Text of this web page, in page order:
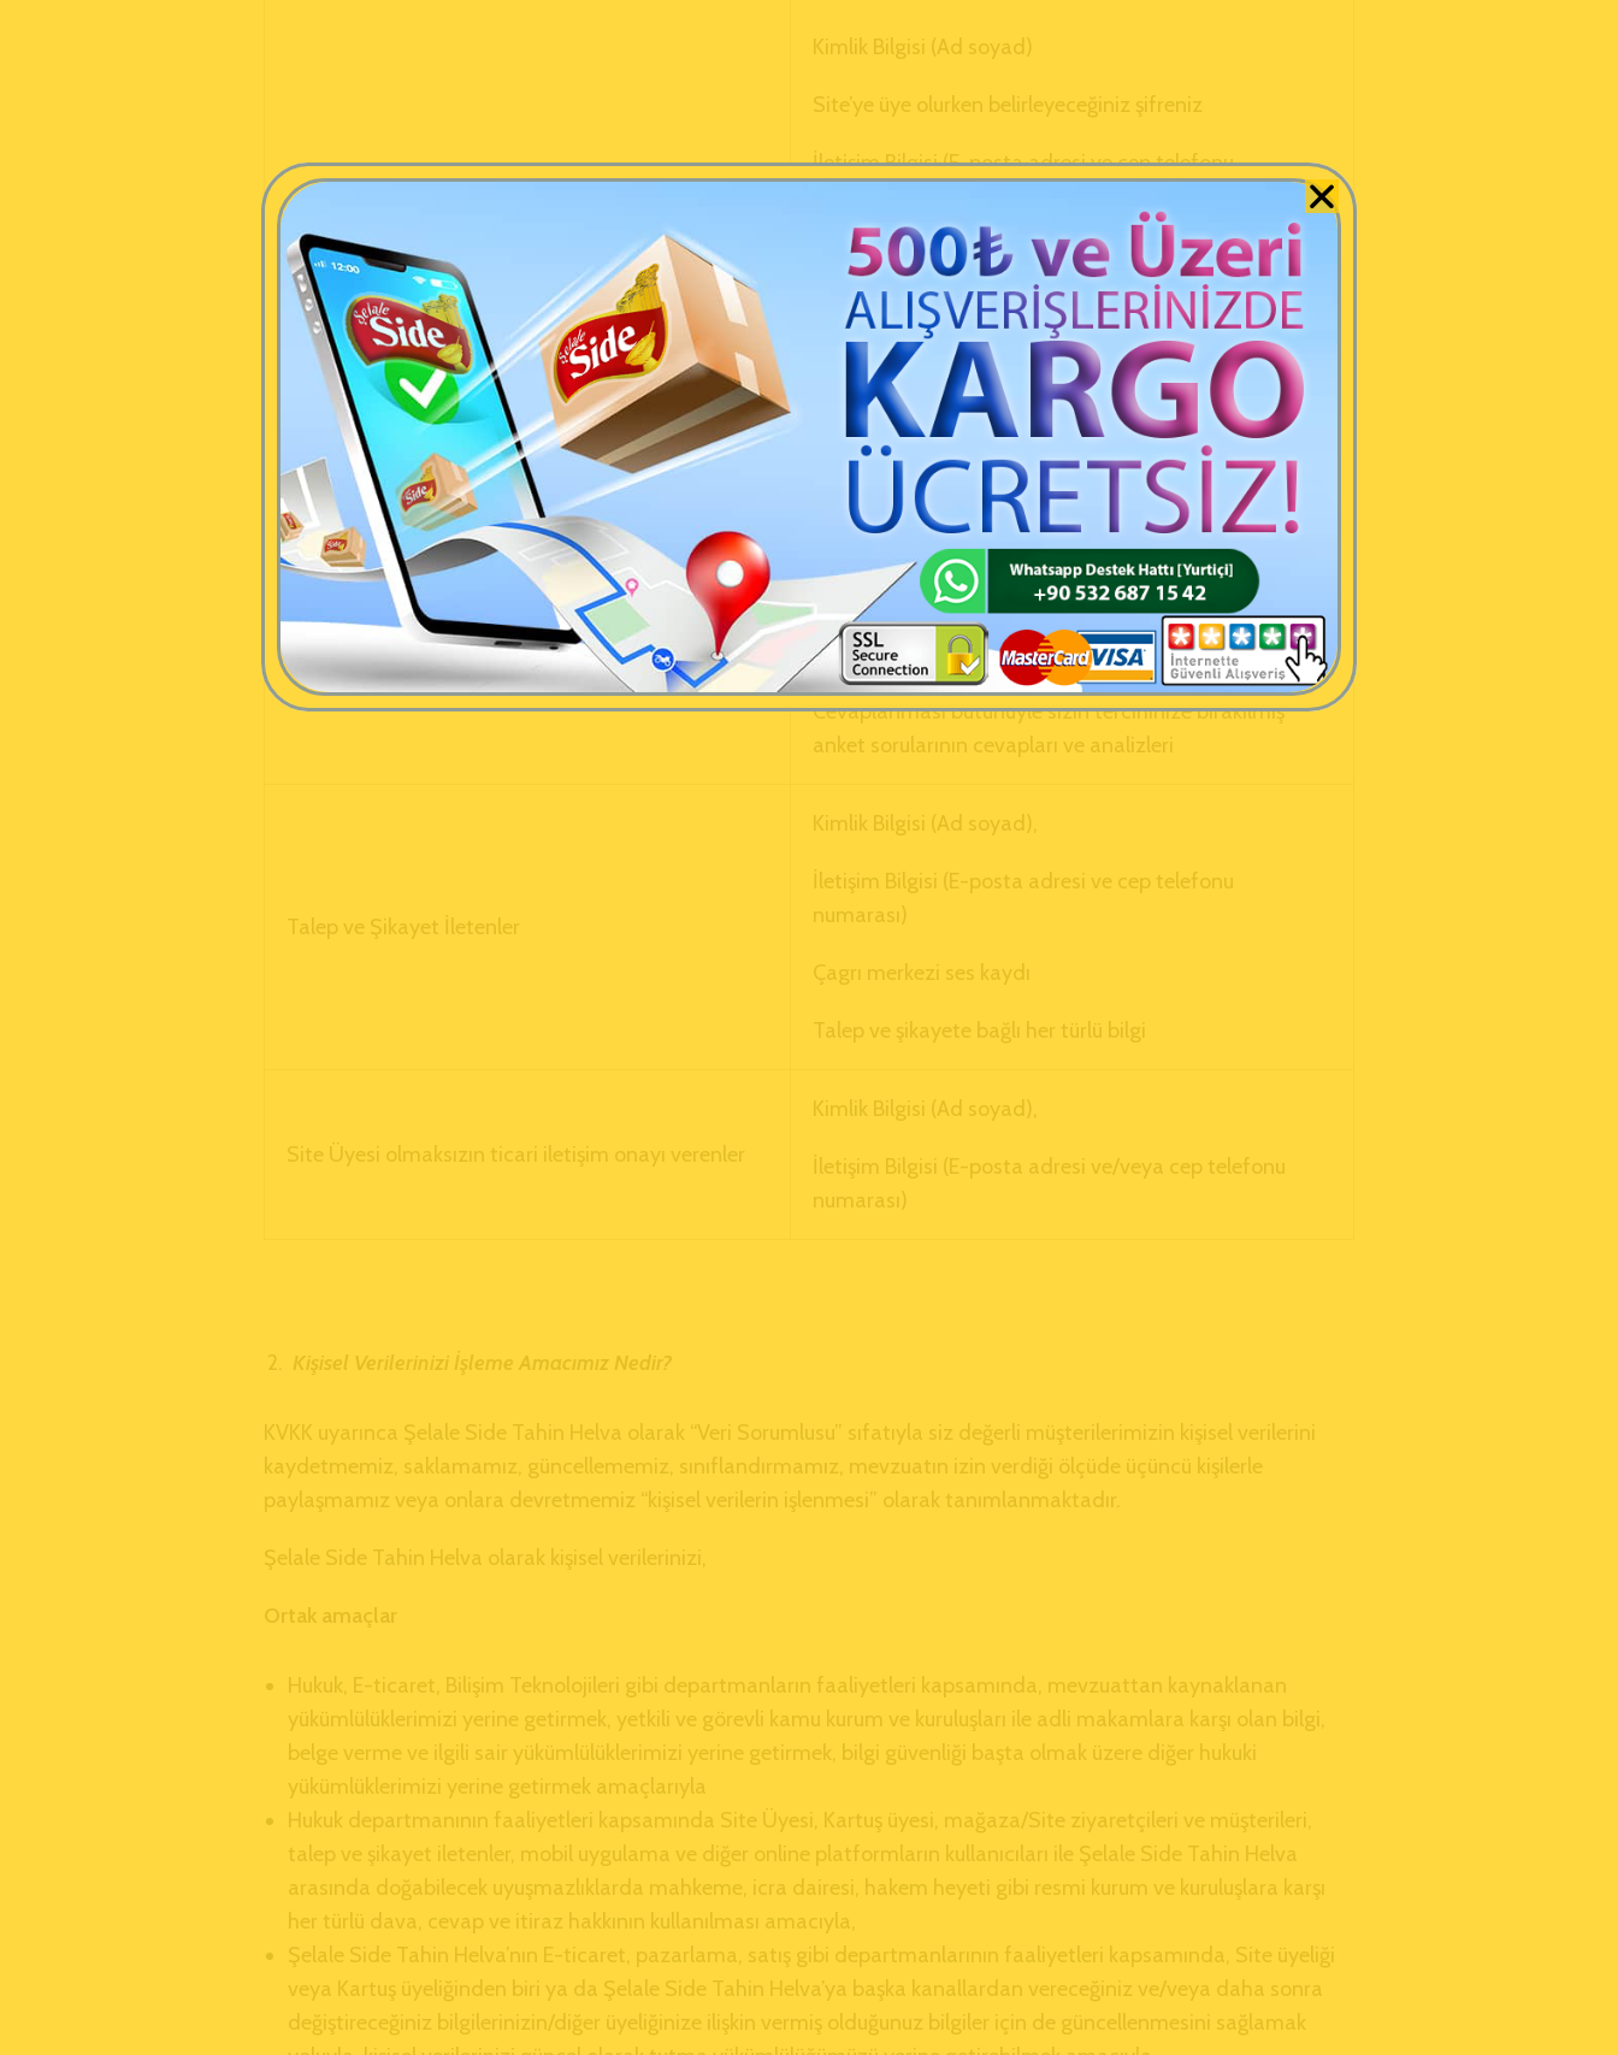
Site Üyesi
Kimlik Bilgisi (Ad soyad)
Site’ye üye olurken belirleyeceğiniz şifreniz
İletişim Bilgisi (E-posta adresi ve cep telefonu
Adres bilginiz (gelecek siparişlerde de kullanmak
amacıyla adres bilginizi kaydetmeniz halinde)
Doğum tarihi ve cinsiyet bilgisi (opsiyonel olarak
paylaşmayı tercih etmeniz halinde)
Siteyi kullanımınıza ilişkin log kayıtlarınız
Lokasyon veriniz (İnternet sitesinden konum verinizi
paylaşmayı tercih etmeniz halinde),
Sipariş bilgileriniz (Verdiğiniz siparişler, tarihleri, zamanı
ve miktarı, sipariş içeriği ürün bilgileri, ödeme şekli gibi
sipariş bilgileriniz)
Cevaplanması bütünüyle sizin tercihinize bırakılmış
anket sorularının cevapları ve analizleri
Talep ve Şikayet İletenler
Kimlik Bilgisi (Ad soyad),
İletişim Bilgisi (E-posta adresi ve cep telefonu
numarası)
Çagrı merkezi ses kaydı
Talep ve şikayete bağlı her türlü bilgi
Site Üyesi olmaksızın ticari iletişim onayı verenler
Kimlik Bilgisi (Ad soyad),
İletişim Bilgisi (E-posta adresi ve/veya cep telefonu
numarası)
Kişisel Verilerinizi İşleme Amacımız Nedir?
KVKK uyarınca Şelale Side Tahin Helva olarak “Veri Sorumlusu” sıfatıyla siz değerli müşterilerimizin kişisel verilerini
kaydetmemiz, saklamamız, güncellememiz, sınıflandırmamız, mevzuatın izin verdiği ölçüde üçüncü kişilerle
paylaşmamız veya onlara devretmemiz “kişisel verilerin işlenmesi” olarak tanımlanmaktadır.
Şelale Side Tahin Helva olarak kişisel verilerinizi,
Ortak amaçlar
Hukuk, E-ticaret, Bilişim Teknolojileri gibi departmanların faaliyetleri kapsamında, mevzuattan kaynaklanan
yükümlülüklerimizi yerine getirmek, yetkili ve görevli kamu kurum ve kuruluşları ile adli makamlara karşı olan bilgi,
belge verme ve ilgili sair yükümlülüklerimizi yerine getirmek, bilgi güvenliği başta olmak üzere diğer hukuki
yükümlüklerimizi yerine getirmek amaçlarıyla
Hukuk departmanının faaliyetleri kapsamında Site Üyesi, Kartuş üyesi, mağaza/Site ziyaretçileri ve müşterileri,
talep ve şikayet iletenler, mobil uygulama ve diğer online platformların kullanıcıları ile Şelale Side Tahin Helva
arasında doğabilecek uyuşmazlıklarda mahkeme, icra dairesi, hakem heyeti gibi resmi kurum ve kuruluşlara karşı
her türlü dava, cevap ve itiraz hakkının kullanılması amacıyla,
Şelale Side Tahin Helva’nın E-ticaret, pazarlama, satış gibi departmanlarının faaliyetleri kapsamında, Site üyeliği
veya Kartuş üyeliğinden biri ya da Şelale Side Tahin Helva’ya başka kanallardan vereceğiniz ve/veya daha sonra
değiştireceğiniz bilgilerinizin/diğer üyeliğinize ilişkin vermiş olduğunuz bilgiler için de güncellenmesini sağlamak